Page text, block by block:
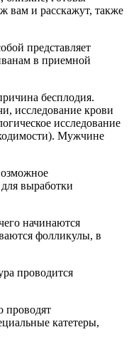
вам и расскажут, также
представляет
в приемной
бесплодия.
исследование крови
исследование
Мужчине
выработки
начинаются
фолликулы, в
проводится
проводят
катетеры,